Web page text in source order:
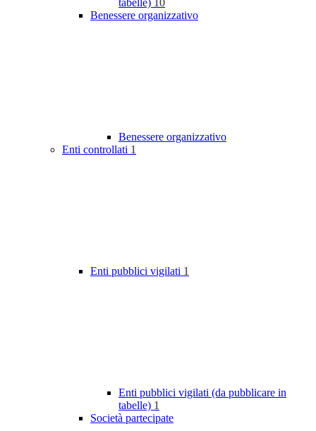
tabelle)
10
Benessere organizzativo
Benessere organizzativo
Enti controllati 1
Enti pubblici vigilati 1
Enti pubblici vigilati (da pubblicare in
tabelle) 1
Società partecipate